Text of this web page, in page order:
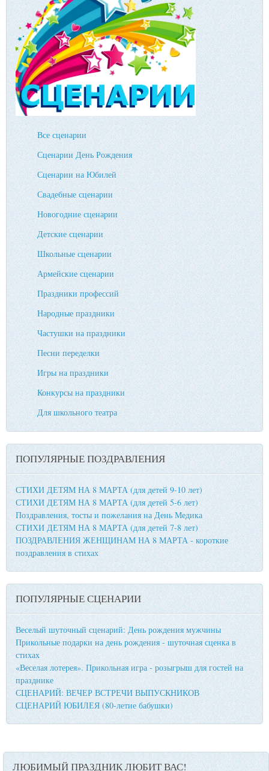
Все сценарии
Сценарии День Рождения
Сценарии на Юбилей
Свадебные сценарии
Новогодние сценарии
Детские сценарии
Школьные сценарии
Армейские сценарии
Праздники профессий
Народные праздники
Частушки на праздники
Песни переделки
Игры на праздники
Конкурсы на праздники
Для школьного театра
ПОПУЛЯРНЫЕ ПОЗДРАВЛЕНИЯ
СТИХИ ДЕТЯМ НА 8 МАРТА (для детей 9-10 лет)
СТИХИ ДЕТЯМ НА 8 МАРТА (для детей 5-6 лет)
Поздравления, тосты и пожелания на День Медика
СТИХИ ДЕТЯМ НА 8 МАРТА (для детей 7-8 лет)
ПОЗДРАВЛЕНИЯ ЖЕНЩИНАМ НА 8 МАРТА - короткие
поздравления в стихах
ПОПУЛЯРНЫЕ СЦЕНАРИИ
Веселый шуточный сценарий: День рождения мужчины
Прикольные подарки на день рождения - шуточная сценка в
стихах
«Веселая лотерея». Прикольная игра - розыгрыш для гостей на
празднике
СЦЕНАРИЙ: ВЕЧЕР ВСТРЕЧИ ВЫПУСКНИКОВ
СЦЕНАРИЙ ЮБИЛЕЯ (80-летие бабушки)
ЛЮБИМЫЙ ПРАЗДНИК ЛЮБИТ ВАС!